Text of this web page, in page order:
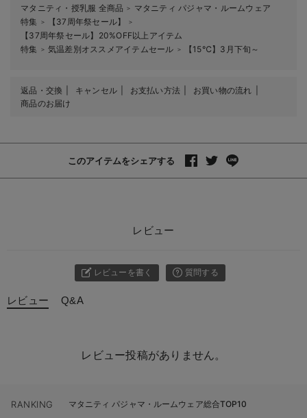
マタニティ・授乳服 全商品 ＞
マタニティ パジャマ・ルームウェア
特集
＞ 【37周年祭セール】 ＞
【37周年祭セール】20%OFF以上アイテム
特集
＞ 気温差別オススメアイテムセール ＞ 【15℃】3月下旬～
返品・交換 キャンセル お支払い方法
お買い物の流れ
商品のお届け
このアイテムをシェアする
レビュー
レビューを書く 質問する
レビュー Q&A
レビュー投稿がありません。
RANKING マタニティ パジャマ・ルームウェア総合TOP10